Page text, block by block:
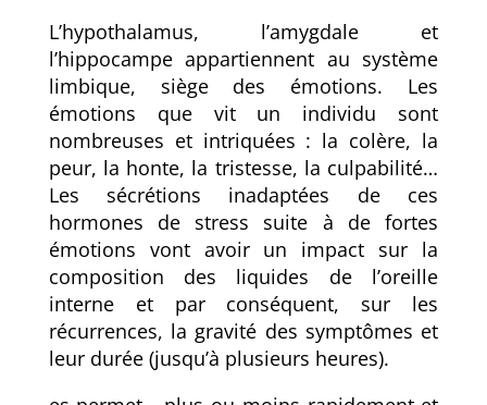
L’hypothalamus, l’amygdale et
l’hippocampe appartiennent au système
limbique, siège des émotions. Les
émotions que vit un individu sont
nombreuses et intriquées : la colère, la
peur, la honte, la tristesse, la culpabilité…
Les sécrétions inadaptées de ces
hormones de stress suite à de fortes
émotions vont avoir un impact sur la
composition des liquides de l’oreille
interne et par conséquent, sur les
récurrences, la gravité des symptômes et
leur durée (jusqu’à plusieurs heures).